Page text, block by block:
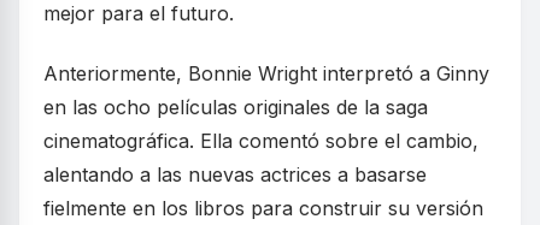
mejor para el futuro.
Anteriormente, Bonnie Wright interpretó a Ginny
en las ocho películas originales de la saga
cinematográfica. Ella comentó sobre el cambio,
alentando a las nuevas actrices a basarse
fielmente en los libros para construir su versión